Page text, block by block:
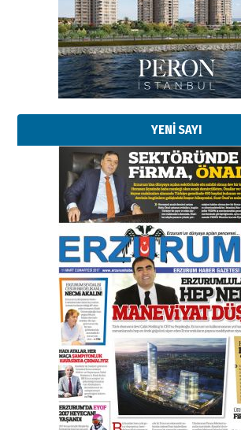
YENİ SAYI
Esat BİNDESEN
Başkan Sekmen’den
bir vizyon proje daha!
02 Ağustos 2026 Pazar
Kadir SABUNCUOĞLU
Erzurumspor’un köşe taşları
29 Haziran 2026 Pazartesi